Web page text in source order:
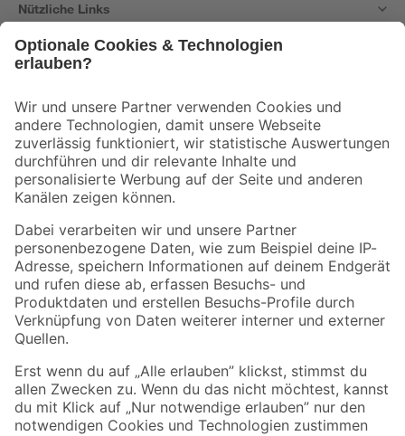
Nützliche Links
Der toom Newsletter: Keine Angebote und Aktionen mehr verpassen!
Zur Newsletter Anmeldung
Folge uns
Zahlungsarten Versandarten
Sicher einkaufen
Jetzt die toom-App herunterladen